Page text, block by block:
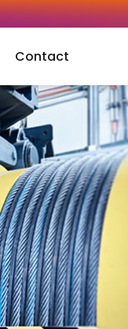
Contact